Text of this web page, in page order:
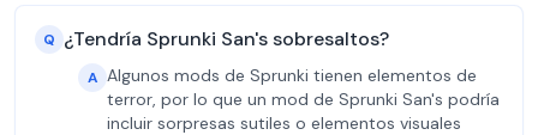
Q ¿Tendría Sprunki San's sobresaltos?
A Algunos mods de Sprunki tienen elementos de
terror, por lo que un mod de Sprunki San's podría
incluir sorpresas sutiles o elementos visuales